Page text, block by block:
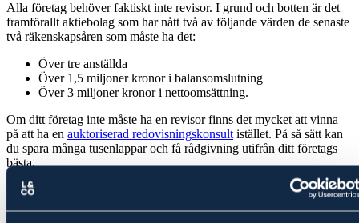
Alla företag behöver faktiskt inte revisor. I grund och botten är det
framförallt aktiebolag som har nått två av följande värden de senaste
två räkenskapsåren som måste ha det:
Över tre anställda
Över 1,5 miljoner kronor i balansomslutning
Över 3 miljoner kronor i nettoomsättning.
Om ditt företag inte måste ha en revisor finns det mycket att vinna
på att ha en auktoriserad redovisningskonsultistället. På så sätt kan
du spara många tusenlappar och få rådgivning utifrån ditt företags
bästa.